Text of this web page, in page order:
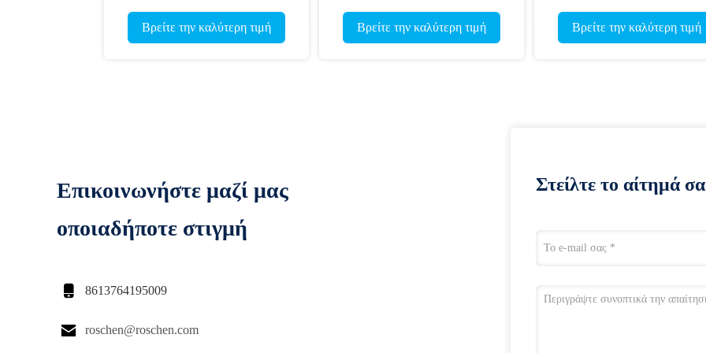
Βρείτε την καλύτερη τιμή
Βρείτε την καλύτερη τιμή
Βρείτε την
Επικοινωνήστε μαζί μας
οποιαδήποτε στιγμή
 8613764195009
 roschen@roschen.com
Στείλτε το αίτημά